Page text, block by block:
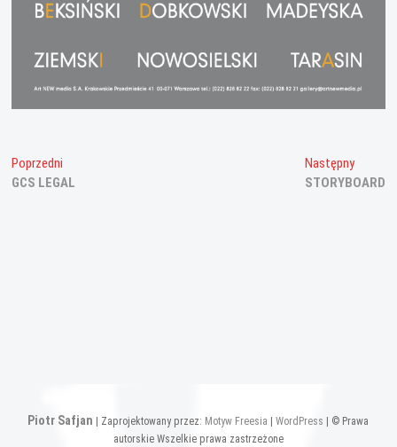
Nawigacja
wpisu
Poprzedni
wpis:
GCS LEGAL
Następny
wpis:
STORYBOARD
Piotr Safjan | Zaprojektowany przez: Motyw Freesia |WordPress
| © Prawa
autorskie Wszelkie prawa zastrzeżone